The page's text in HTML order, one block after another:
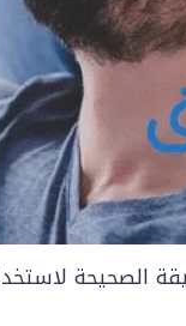
الصحيحة